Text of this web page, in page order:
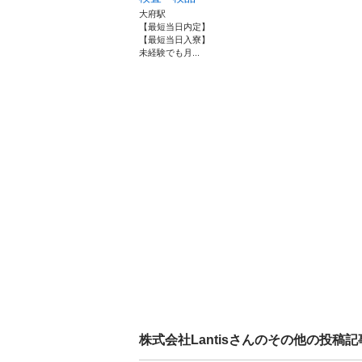
大府駅
【最短当日内定】
【最短当日入寮】
未経験でも月...
株式会社Lantisさんのその他の投稿記